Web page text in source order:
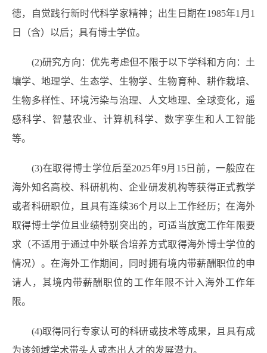
德，自觉践行新时代科学家精神；出生日期在1985年1月1
日（含） 以后；具有博士学位。
(2)研究方向：优先考虑但不限于以下学科和方向：土
壤学、地理学、生态学、生物学、生物育种、耕作栽培、
生物多样性、环境污染与治理、人文地理、全球变化，遥
感科学、智慧农业、计算机科学、数字孪生和人工智能
等。
(3)在取得博士学位后至2025年9月15日前，一般应在
海外知名高校、科研机构、企业研发机构等获得正式教学
或者科研职位，且具有连续36个月以上工作经历；在海外
取得博士学位且业绩特别突出的，可适当放宽工作年限要
求（不适用于通过中外联合培养方式取得海外博士学位的
情况）。在海外工作期间，同时拥有境内带薪酬职位的申
请人，其境内带薪酬职位的工作年限不计入海外工作年
限。
(4)取得同行专家认可的科研或技术等成果，且具有成
为该领域学术带头人或杰出人才的发展潜力。